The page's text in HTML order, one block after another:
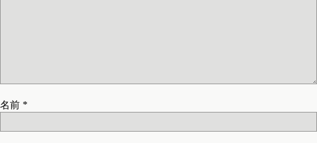
名前 *